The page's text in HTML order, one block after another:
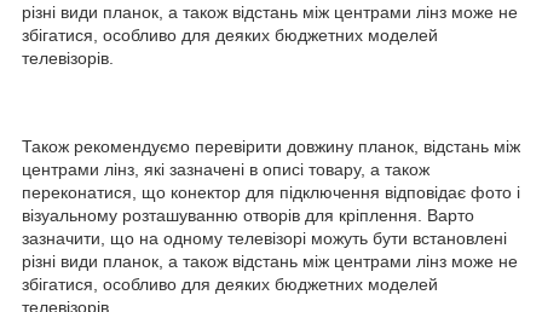
різні види планок, а також відстань між центрами лінз може не
збігатися, особливо для деяких бюджетних моделей
телевізорів.
Також рекомендуємо перевірити довжину планок, відстань між
центрами лінз, які зазначені в описі товару, а також
переконатися, що конектор для підключення відповідає фото і
візуальному розташуванню отворів для кріплення. Варто
зазначити, що на одному телевізорі можуть бути встановлені
різні види планок, а також відстань між центрами лінз може не
збігатися, особливо для деяких бюджетних моделей
телевізорів.